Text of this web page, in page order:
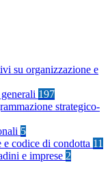
su organizzazione e
197
strategico-
5
codice di condotta 11
e imprese 2